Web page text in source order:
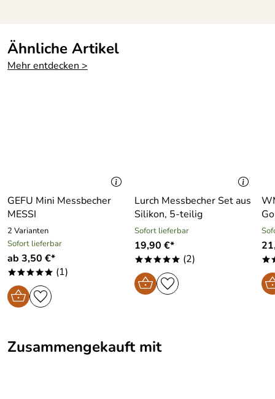
Ähnliche Artikel
Mehr entdecken >
GEFU Mini Messbecher
MESSI
2 Varianten
Sofort lieferbar
ab 3,50 €*
***** (1)
Lurch Messbecher Set aus
Silikon, 5-teilig
Sofort lieferbar
19,90 €*
***** (2)
Zusammengekauft mit